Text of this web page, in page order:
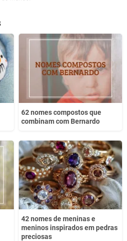
62 nomes compostos que
combinam com Bernardo
42 nomes de meninas e
meninos inspirados em pedras
preciosas